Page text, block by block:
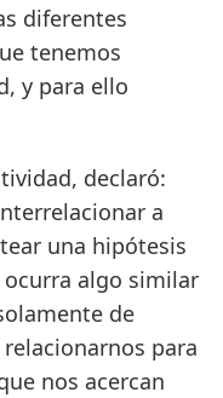
diferentes
tenemos
y para ello
declaró:
a
una hipótesis
algo similar
de
para
nos acercan